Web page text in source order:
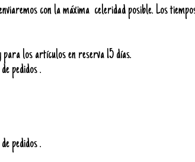
con la máxima celeridad posible. Los
los artículos en reserva 15 días.
pedidos .
pedidos .